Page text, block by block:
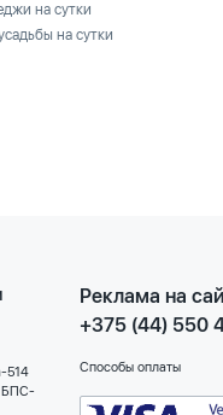
на сутки
на сутки
514
БПС-
Реклама на
+375 (44) 550
Способы оплаты